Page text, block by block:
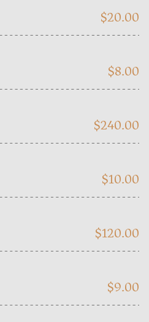
$20.00
$8.00
$240.00
$10.00
$120.00
$9.00